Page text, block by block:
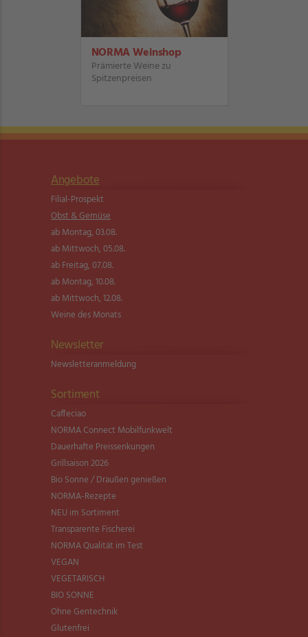
NORMA Weinshop
Prämierte Weine zu
Spitzenpreisen
Angebote
Filial-Prospekt
Obst & Gemüse
ab Montag, 03.08.
ab Mittwoch, 05.08.
ab Freitag, 07.08.
ab Montag, 10.08.
ab Mittwoch, 12.08.
Weine des Monats
Newsletter
Newsletter­anmeldung
Sortiment
Caffeciao
NORMA Connect Mobilfunkwelt
Dauerhafte Preissenkungen
Grillsaison 2026
Bio Sonne / Draußen genießen
NORMA-Rezepte
NEU im Sortiment
Transparente Fischerei
NORMA Qualität im Test
VEGAN
VEGETARISCH
BIO SONNE
Ohne Gentechnik
Glutenfrei